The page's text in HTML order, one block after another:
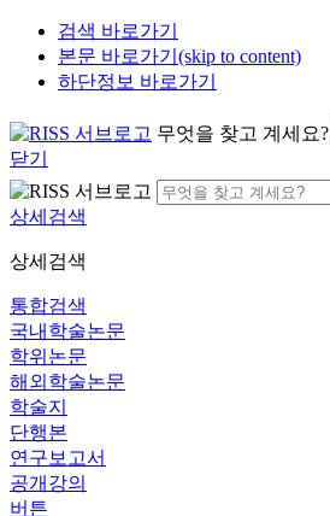
검색 바로가기
본문 바로가기(skip to content)
하단정보 바로가기
무엇을 찾고 계세요?
닫기
상세검색
상세검색
통합검색
국내학술논문
학위논문
해외학술논문
학술지
단행본
연구보고서
공개강의
버튼